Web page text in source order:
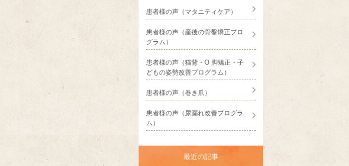
患者様の声（マタニティケア）
患者様の声（産後の骨盤矯正プロ
グラム）
患者様の声（猫背・O 脚矯正・子
どもの姿勢改善プログラム）
患者様の声（巻き爪）
患者様の声（尿漏れ改善プログラ
ム）
最近の記事